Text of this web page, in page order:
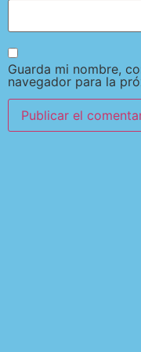
Guarda mi nombre,
navegador para la